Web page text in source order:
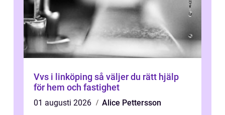
Vvs i linköping så väljer du rätt hjälp
för hem och fastighet
01 augusti 2026
Alice Pettersson